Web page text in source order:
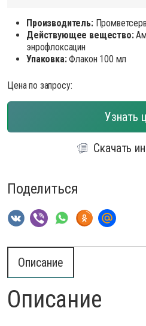
Производитель:
Действующее вещество:
энрофлоксацин
Упаковка:Флакон 100 мл
Цена по запросу:
Узнать
Скачать
Поделиться
Описание
Описание